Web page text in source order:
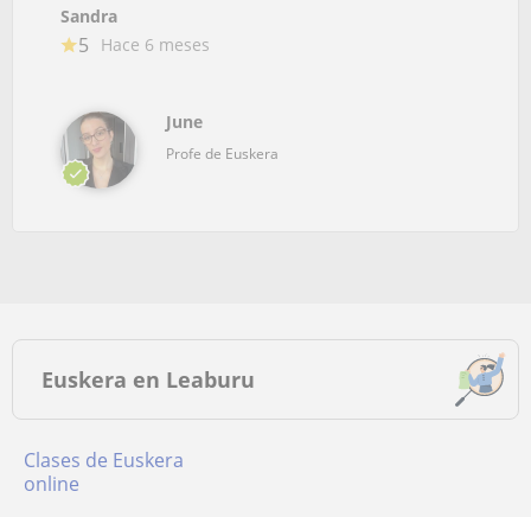
Sandra
5 Hace 6 meses
June
Profe de Euskera
Euskera en Leaburu
Clases de Euskera
online